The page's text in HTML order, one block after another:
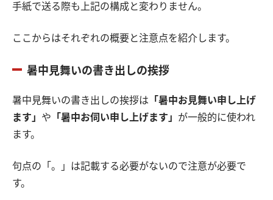
手紙で送る際も上記の構成と変わりません。
ここからはそれぞれの概要と注意点を紹介します。
暑中見舞いの書き出しの挨拶
暑中見舞いの書き出しの挨拶は 「暑中お見舞い申し上げ
ます」 や 「暑中お伺い申し上げます」 が一般的に使われ
ます。
句点の「。」は記載する必要がないので注意が必要で
す。